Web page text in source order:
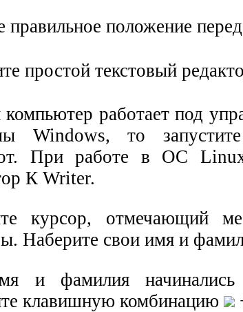
правильное положение
простой текстовый
компьютер работает под
Windows, то
При работе в ОС Linux
К Writer.
курсор, отмечающий
Наберите свои имя и
и фамилия
клавишную комбинацию